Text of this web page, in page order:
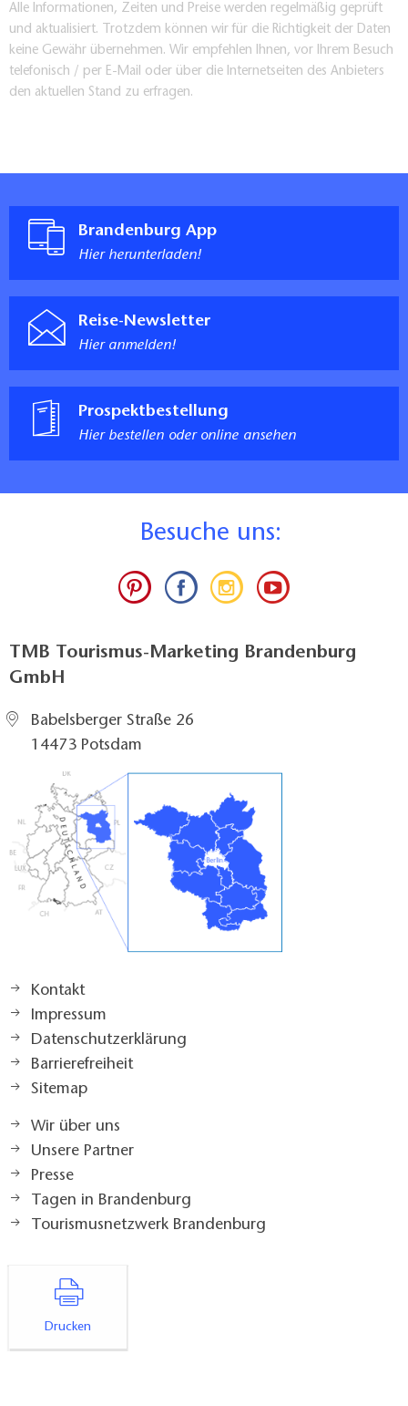
Alle Informationen, Zeiten und Preise werden regelmäßig geprüft
und aktualisiert. Trotzdem können wir für die Richtigkeit der Daten
keine Gewähr übernehmen. Wir empfehlen Ihnen, vor Ihrem Besuch
telefonisch / per E-Mail oder über die Internetseiten des Anbieters
den aktuellen Stand zu erfragen.
Brandenburg App
Hier herunterladen!
Reise-Newsletter
Hier anmelden!
Prospektbestellung
Hier bestellen oder online ansehen
Besuche uns:
TMB Tourismus-Marketing Brandenburg
GmbH
Babelsberger Straße 26
14473 Potsdam
Kontakt
Impressum
Datenschutzerklärung
Barrierefreiheit
Sitemap
Wir über uns
Unsere Partner
Presse
Tagen in Brandenburg
Tourismusnetzwerk Brandenburg
Drucken